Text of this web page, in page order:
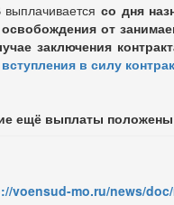
со дня
от
заключения
в силу
ещё выплаты
voensud-mo.ru/news/